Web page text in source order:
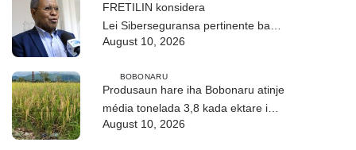
FRETILIN konsidera
Lei Siberseguransa pertinente ba
kombate scame online
August 10, 2026
BOBONARU
Produsaun hare iha Bobonaru atinje
média tonelada 3,8 kada ektare iha
époka dahuluk
August 10, 2026